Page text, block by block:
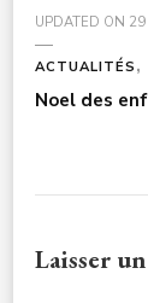
UPDATED ON
ACTUALITÉS
Noel des
Laisser